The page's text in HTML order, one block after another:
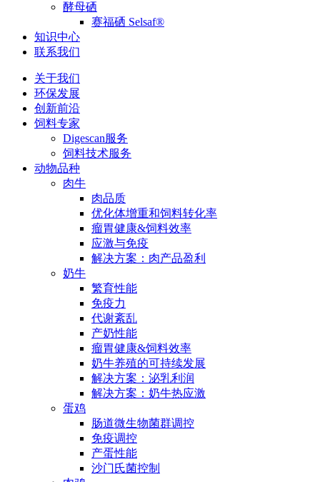
酵母硒
赛福硒 Selsaf®
知识中心
联系我们
关于我们
环保发展
创新前沿
饲料专家
Digescan服务
饲料技术服务
动物品种
肉牛
肉品质
优化体增重和饲料转化率
瘤胃健康&饲料效率
应激与免疫
解决方案：肉产品盈利
奶牛
繁育性能
免疫力
代谢紊乱
产奶性能
瘤胃健康&饲料效率
奶牛养殖的可持续发展
解决方案：泌乳利润
解决方案：奶牛热应激
蛋鸡
肠道微生物菌群调控
免疫调控
产蛋性能
沙门氏菌控制